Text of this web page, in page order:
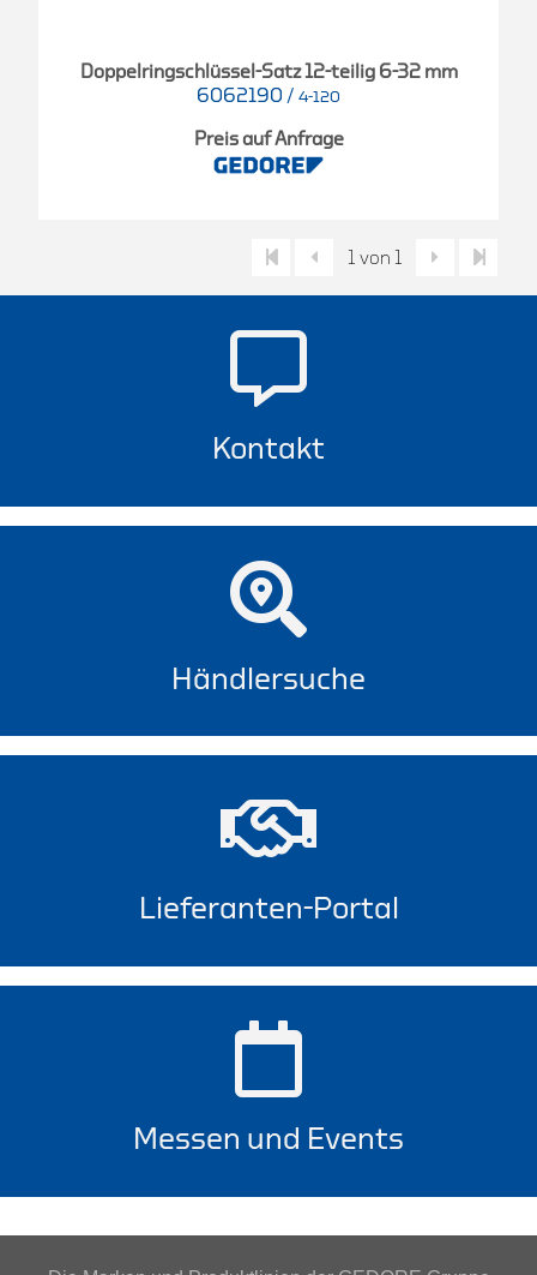
Doppelringschlüssel-Satz 12-teilig 6-32 mm
6062190 / 4-120
Preis auf Anfrage
1 von 1
Kontakt
Händlersuche
Lieferanten-Portal
Messen und Events